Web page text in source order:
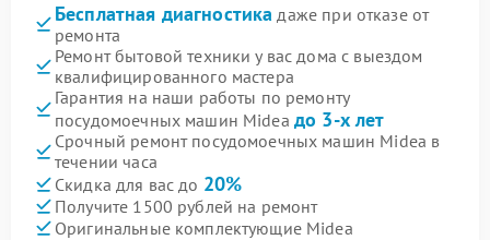
Бесплатная диагностика даже при отказе от
ремонта
Ремонт бытовой техники у вас дома с выездом
квалифицированного мастера
Гарантия на наши работы по ремонту
посудомоечных машин Midea до 3-х лет
Срочный ремонт посудомоечных машин Midea в
течении часа
Скидка для вас до 20%
Получите 1500 рублей на ремонт
Оригинальные комплектующие Midea